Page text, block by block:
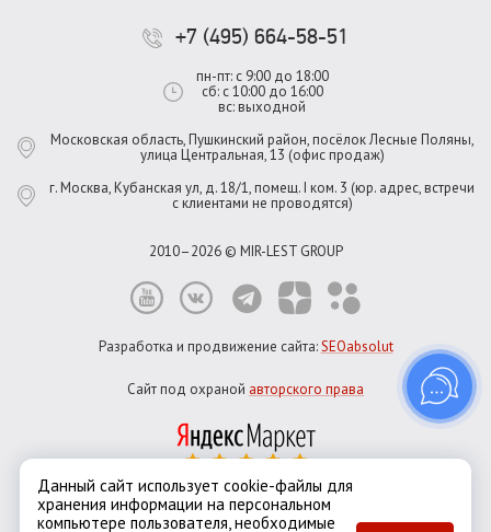
+7 (495) 664-58-51
пн-пт: с 9:00 до 18:00
сб: с 10:00 до 16:00
вс: выходной
Московская область, Пушкинский район, посёлок Лесные Поляны,
улица Центральная, 13 (офис продаж)
г. Москва, Кубанская ул, д. 18/1, помещ. I ком. 3 (юр. адрес, встречи
с клиентами не проводятся)
2010–2026 © MIR-LEST GROUP
Разработка и продвижение сайта:SEOabsolut
Сайт под охраной авторского права
Город:Москва
ЕкатеринбургКазаньНовосибирскСанкт-Петербург
Данный сайт использует cookie-файлы для
хранения информации на персональном
компьютере пользователя, необходимые